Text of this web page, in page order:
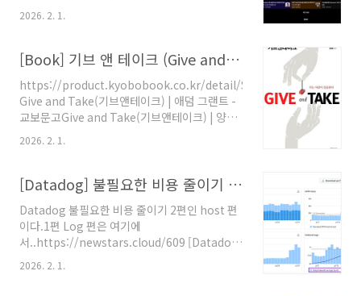
인 다나구치 지로가 삽화를 그려서 알게된 책.일
트라기보다, ‘현지 사람들이 진짜로 가는 집’의 분
위기와 이..
Builders Day 2026커뮤니티 빌더들이 여는 축
제 — 실전 세션, 네트워킹, 성장 노하우를 함께
전문가들과 함께 만드는 AWS 컨퍼런스로, AWS
의 전문 분야에서 쌓아온 경험과 인사이트를 나
누고, AWS 생태계에서의 다양한 활용 사례와 경
험을 공유하는 행사입니다.여러 스케줄 중에
TPM에 대한 관심이 있어서 참석하게 됐다.다음
식은 누가 정..
2026. 2. 1.
[Book] 기브 앤 테이크 (Give and Take) Adam Grant
https://product.kyobobook.co.kr/detail/S000000970639
Give and Take(기브앤테이크) | 애덤 그랜트 -
교보문고Give and Take(기브앤테이크) | 양보
와 배려는 어떻게 성과로 이어지는가?주는 사람
이 성공한다『Give and Take(기브앤테이
연속 최우수강의평가상에 빛
product.kyobobook.co.kr AWS 커뮤니티 빌
더 행사에서 들었던 내용중에 기버(Giver), 테이
커(Taker)라는 내용이 나와서 추천받은 도서이
다.읽으면서 머릿속이 꽤 정리가 됐다.“성공하는
사람은 이기적인 사람이 아니라, 잘 베푸는 사람
2026. 2. 1.
[Datadog] 불필요한 비용 줄이기 - Host 편
Datadog 불필요한 비용 줄이기 2편인 host 편
이다.1편 Log 편은 여기에
서..https://newstars.cloud/609 [Datadog]
불필요한 비용 줄이기 - Log 편Datadog은 클라
우드를 쓴다면 한번쯤 들어봤거나 이미 잘 쓰고
2026. 2. 1.